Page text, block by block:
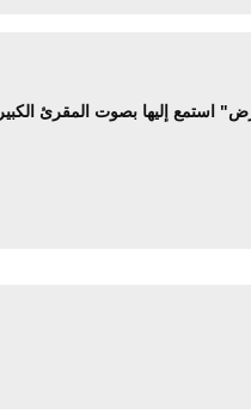
استمع إليها بصوت المقرئ الكبير